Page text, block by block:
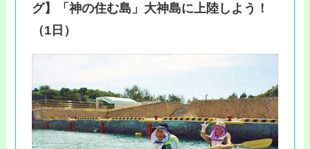
グ】「神の住む島」大神島に上陸しよう！
（1日）